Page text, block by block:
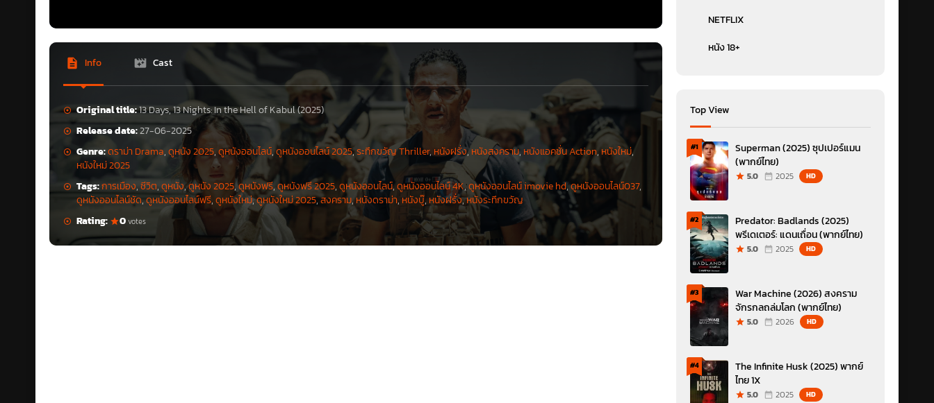
Info Cast
Original title:13 Days, 13 Nights: In the Hell of Kabul (2025)
Release date:27-06-2025
Genre:ดราม่า Drama,ดูหนัง 2025,ดูหนังออนไลน์,ดูหนังออนไลน์ 2025,ระทึกขวัญ Thriller,หนังฝรั่ง,หนังสงคราม, หนังแอคชั่น Action,หนังใหม่,
หนังใหม่ 2025
Tags:การเมือง,ชีวิต,ดูหนัง,ดูหนัง 2025,ดูหนังฟรี,ดูหนังฟรี 2025,ดูหนังออนไลน์,ดูหนังออนไลน์ 4K,ดูหนังออนไลน์ imovie hd,ดูหนังออนไลน์037,
ดูหนังออนไลน์ชัด,ดูหนังออนไลน์ฟรี,ดูหนังใหม่,ดูหนังใหม่ 2025,สงคราม,หนังดราม่า, หนังบู๊,หนังฝรั่ง,หนังระทึกขวัญ
Rating:
0votes
NETFLIX
หนัง 18+
Top View
#1
Superman (2025) ซุปเปอร์แมน
(พากย์ไทย)
5.0 2025 HD
#2
Predator: Badlands (2025)
พรีเดเตอร์: แดนเถื่อน (พากย์ไทย)
5.0 2025 HD
#3
War Machine (2026) สงคราม
จักรกลถล่มโลก (พากย์ไทย)
5.0 2026 HD
#4
The Infinite Husk (2025) พากย์
ไทย 1X
5.0 2025 HD